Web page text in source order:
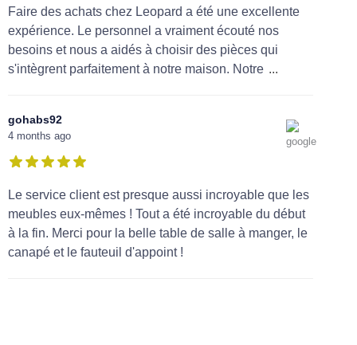
Faire des achats chez Leopard a été une excellente
expérience. Le personnel a vraiment écouté nos
besoins et nous a aidés à choisir des pièces qui
s'intègrent parfaitement à notre maison. Notre ...
gohabs92
4 months ago
Le service client est presque aussi incroyable que les
meubles eux-mêmes ! Tout a été incroyable du début
à la fin. Merci pour la belle table de salle à manger, le
canapé et le fauteuil d'appoint !